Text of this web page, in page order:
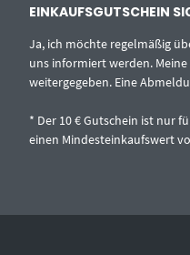
EINKAUFSGUTSCHEIN
Ja, ich möchte regelmäßig
uns informiert werden.
weitergegeben. Eine
* Der 10 € Gutschein ist nur
einen Mindesteinkaufswert